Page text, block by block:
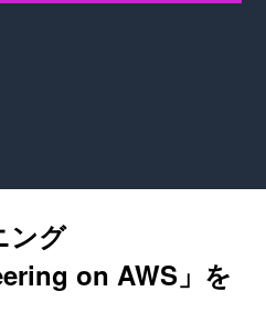
ング
on AWS」を